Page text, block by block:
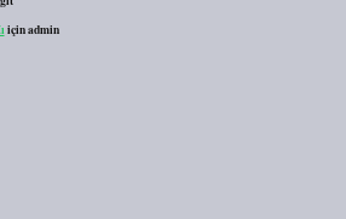
içinadmin